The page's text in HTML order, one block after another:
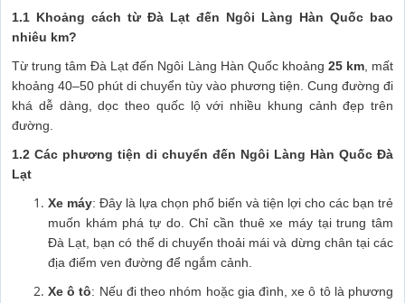
1.1 Khoảng cách từ Đà Lạt đến Ngôi Làng Hàn Quốc bao
nhiêu km?
Từ trung tâm Đà Lạt đến Ngôi Làng Hàn Quốc khoảng 25 km, mất
khoảng 40–50 phút di chuyển tùy vào phương tiện. Cung đường đi
khá dễ dàng, dọc theo quốc lộ với nhiều khung cảnh đẹp trên
đường.
1.2 Các phương tiện di chuyển đến Ngôi Làng Hàn Quốc Đà
Lạt
Xe máy: Đây là lựa chọn phổ biến và tiện lợi cho các bạn trẻ
muốn khám phá tự do. Chỉ cần thuê xe máy tại trung tâm
Đà Lạt, bạn có thể di chuyển thoải mái và dừng chân tại các
địa điểm ven đường để ngắm cảnh.
Xe ô tô: Nếu đi theo nhóm hoặc gia đình, xe ô tô là phương